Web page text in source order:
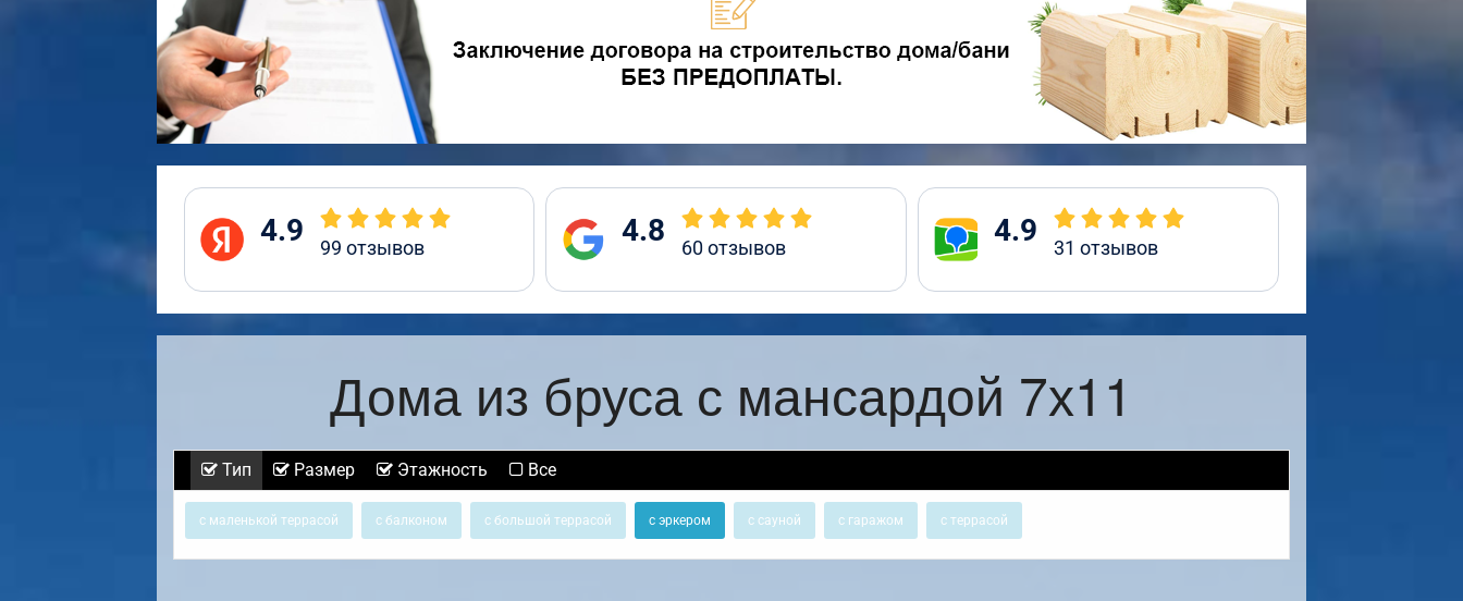
4.9 99 отзывов 4.8 60отзывов 4.9 31 отзывов
Дома из бруса с мансардой 7х11
Тип Размер Этажность Все
с маленькой террасой с балконом с большой террасой с эркером с сауной с гаражом с террасой